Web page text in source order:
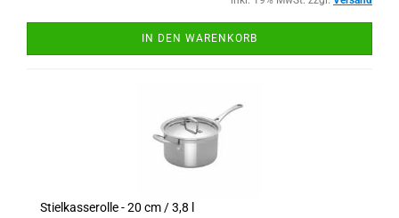
IN DEN WARENKORB
Stielkasserolle - 20 cm / 3,8 l